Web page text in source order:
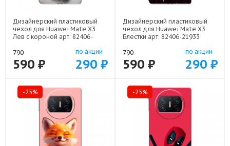
Дизайнерский пластиковый
чехол для Huawei Mate X3
Лев с короной арт: 82406-
790
590 ₽
по акции
290 ₽
Дизайнерский пластиковый
чехол для Huawei Mate X3
Блестки арт: 82406-21933
790
590 ₽
по акции
290 ₽
-25% -25%